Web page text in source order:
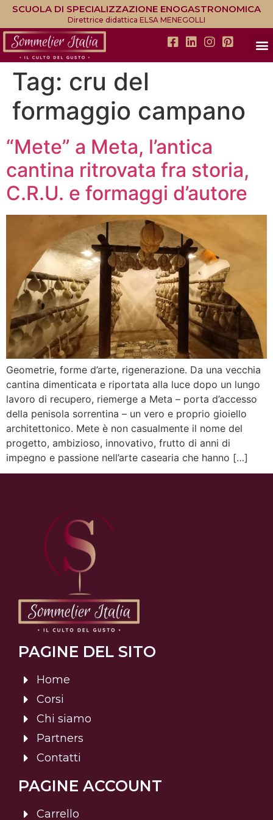
SCUOLA DI SPECIALIZZAZIONE ENOGASTRONOMICA
Direttrice didattica ELSA MENEGOLLI
Tag: cru del
formaggio campano
“Mete” a Meta, l’antica
cantina ritrovata fra storia,
C.R.U. e formaggi d’autore
Geometrie, forme d’arte, rigenerazione. Da una vecchia
cantina dimenticata e riportata alla luce dopo un lungo
lavoro di recupero, riemerge a Meta – porta d’accesso
della penisola sorrentina – un vero e proprio gioiello
architettonico. Mete è non casualmente il nome del
progetto, ambizioso, innovativo, frutto di anni di
impegno e passione nell’arte casearia che hanno […]
PAGINE DEL SITO
Home
Corsi
Chi siamo
Partners
Contatti
PAGINE ACCOUNT
Carrello